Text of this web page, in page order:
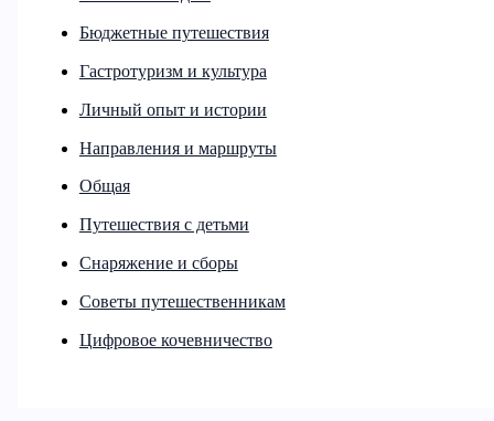
Бюджетные путешествия
Гастротуризм и культура
Личный опыт и истории
Направления и маршруты
Общая
Путешествия с детьми
Снаряжение и сборы
Советы путешественникам
Цифровое кочевничество